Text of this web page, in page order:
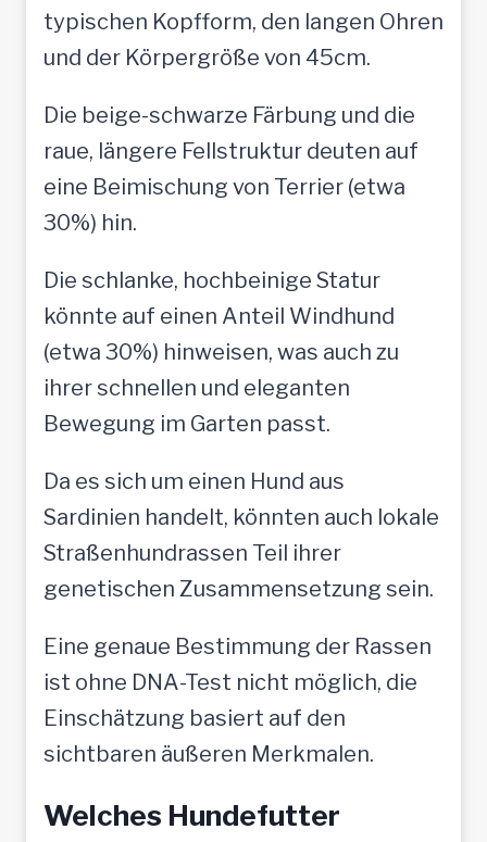
typischen Kopfform, den langen Ohren
und der Körpergröße von 45cm.
Die beige-schwarze Färbung und die
raue, längere Fellstruktur deuten auf
eine Beimischung von Terrier (etwa
30%) hin.
Die schlanke, hochbeinige Statur
könnte auf einen Anteil Windhund
(etwa 30%) hinweisen, was auch zu
ihrer schnellen und eleganten
Bewegung im Garten passt.
Da es sich um einen Hund aus
Sardinien handelt, könnten auch lokale
Straßenhundrassen Teil ihrer
genetischen Zusammensetzung sein.
Eine genaue Bestimmung der Rassen
ist ohne DNA-Test nicht möglich, die
Einschätzung basiert auf den
sichtbaren äußeren Merkmalen.
Welches Hundefutter